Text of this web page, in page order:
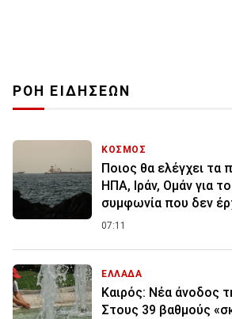
ΡΟΗ ΕΙΔΗΣΕΩΝ
ΚΟΣΜΟΣ
Ποιος θα ελέγχει τα
ΗΠΑ, Ιράν, Ομάν για
συμφωνία που δεν
07:11
ΕΛΛΑΔΑ
Καιρός: Νέα άνοδος
Στους 39 βαθμούς